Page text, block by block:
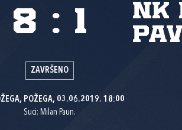
8 : 1
ZAVRŠENO
POŽEGA, 03.06.2019. 18:00
Suci: Milan Paun.